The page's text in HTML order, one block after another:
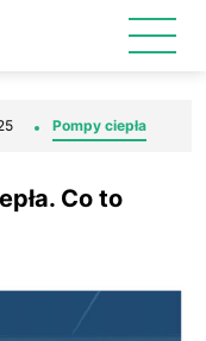
Pompy ciepła
Co to